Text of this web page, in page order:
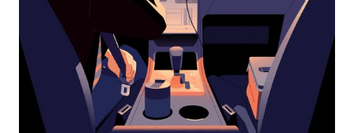
the
calendar.